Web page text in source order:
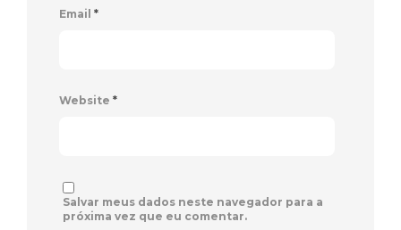
Email *
Website *
Salvar meus dados neste navegador para a
próxima vez que eu comentar.